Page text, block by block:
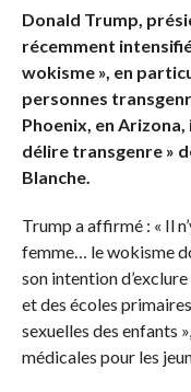
Donald Trump,
récemment
wokisme », en
personnes
Phoenix, en
délire transgenre »
Blanche.
Trump a affirmé : « Il
femme… le wokisme
son intention
et des écoles
sexuelles des enfants
médicales pour les